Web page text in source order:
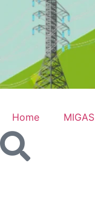
Home MIGAS